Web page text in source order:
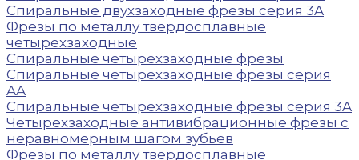
Спиральные двухзаходные фрезы серия 3A
Фрезы по металлу твердосплавные
четырехзаходные
Спиральные четырехзаходные фрезы
Спиральные четырехзаходные фрезы серия
AA
Спиральные четырехзаходные фрезы серия 3A
Четырехзаходные антивибрационные фрезы с
неравномерным шагом зубьев
Фрезы по металлу твердосплавные